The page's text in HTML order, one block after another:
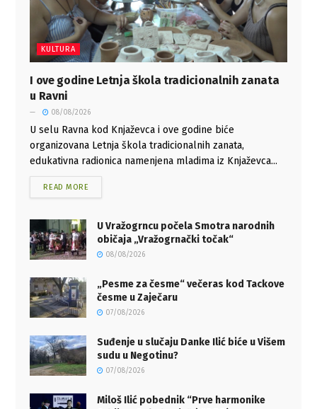
KULTURA
I ove godine Letnja škola tradicionalnih zanata
u Ravni
08/08/2026
U selu Ravna kod Knjaževca i ove godine biće
organizovana Letnja škola tradicionalnih zanata,
edukativna radionica namenjena mladima iz Knjaževca...
READ MORE
U Vražogrncu počela Smotra narodnih
običaja „Vražogrnački točak“
08/08/2026
„Pesme za česme“ večeras kod Tackove
česme u Zaječaru
07/08/2026
Suđenje u slučaju Danke Ilić biće u Višem
sudu u Negotinu?
07/08/2026
Miloš Ilić pobednik “Prve harmonike